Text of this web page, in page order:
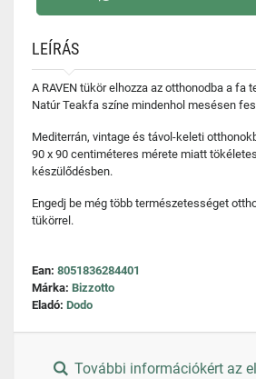
LEÍRÁS
A RAVEN tükör elhozza az otthonodba a fa
Natúr Teakfa színe mindenhol mesésen
Mediterrán, vintage és távol-keleti
90 x 90 centiméteres mérete miatt
készülődésben.
Engedj be még több természetességet
tükörrel.
Ean: 8051836284401
Márka: Bizzotto
Eladó: Dodo
További információkért az